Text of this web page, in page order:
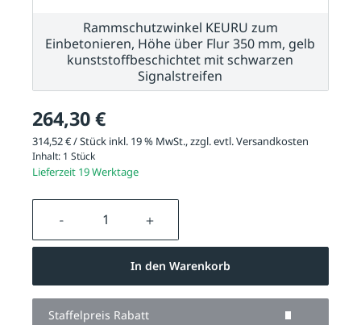
264,30 €
314,52 € / Stück inkl. 19 % MwSt., zzgl. evtl.Versandkosten
Inhalt: 1 Stück
Lieferzeit 19 Werktage
Produkt Anzahl: Gib den
In den Warenkorb
Staffelpreis Rabatt
Rammschutzwinkel KEURU zum
Einbetonieren, Höhe über Flur 350 mm, gelb
kunststoffbeschichtet mit schwarzen
Signalstreifen